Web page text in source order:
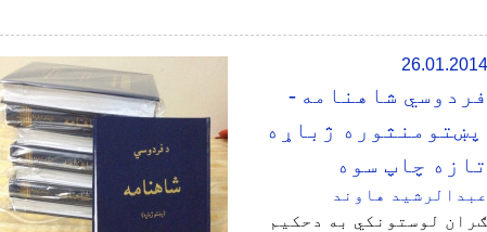
26.01.2014
فردوسي شاهنامه -
پښتومنثوره ژباړه
تازه چاپ سوه
عبدالرشید هاوند
ګران لوستونکي به دحکیم